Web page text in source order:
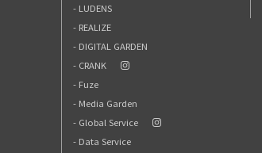
- LUDENS
- REALIZE
- DIGITAL GARDEN
- CRANK
- Fuze
- Media Garden
- Global Service
- Data Service